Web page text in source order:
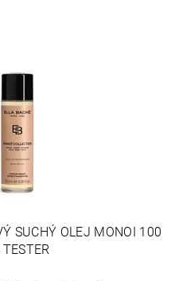
SUCHÝ OLEJ MONOI 100
TESTER